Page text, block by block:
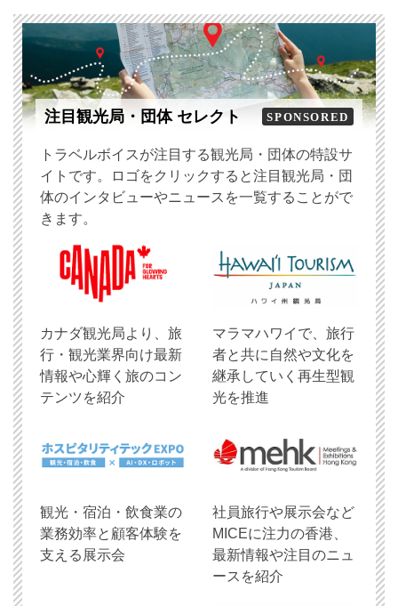
注目観光局・団体 セレクト SPONSORED
トラベルボイスが注目する観光局・団体の特設サ
イトです。ロゴをクリックすると注目観光局・団
体のインタビューやニュースを一覧することがで
きます。
​カナダ観光局より、旅
行・観光業界向け最新
情報や心輝く旅のコン
テンツを紹介
マラマハワイで、旅行
者と共に自然や文化を
継承していく再生型観
光を推進
観光・宿泊・飲食業の
業務効率と顧客体験を
支える展示会
社員旅行や展示会など
MICEに注力の香港、
最新情報や注目のニュ
ースを紹介